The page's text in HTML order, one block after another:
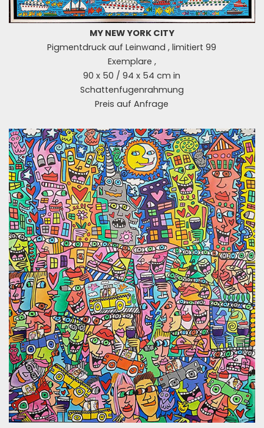
MY NEW YORK CITY
Pigmentdruck auf Leinwand , limitiert 99
Exemplare ,
90 x 50 / 94 x 54 cm in
Schattenfugenrahmung
Preis auf Anfrage